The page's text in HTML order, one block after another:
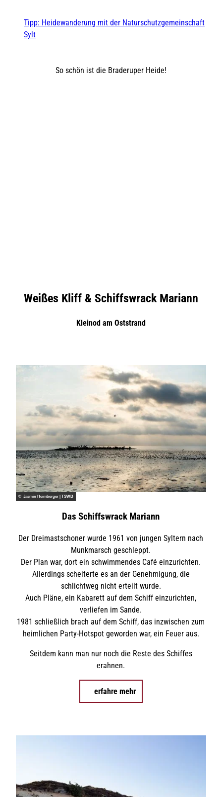
Tipp: Heidewanderung mit der Naturschutzgemeinschaft
Sylt
So schön ist die Braderuper Heide!
Weißes Kliff & Schiffswrack Mariann
Kleinod am Oststrand
© Jasmin Heimberger | TSWB
Das Schiffswrack Mariann
Der Dreimastschoner wurde 1961 von jungen Syltern nach
Munkmarsch geschleppt.
Der Plan war, dort ein schwimmendes Café einzurichten.
Allerdings scheiterte es an der Genehmigung, die
schlichtweg nicht erteilt wurde.
Auch Pläne, ein Kabarett auf dem Schiff einzurichten,
verliefen im Sande.
1981 schließlich brach auf dem Schiff, das inzwischen zum
heimlichen Party-Hotspot geworden war, ein Feuer aus.
Seitdem kann man nur noch die Reste des Schiffes
erahnen.
erfahre mehr